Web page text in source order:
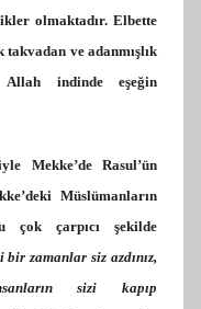
olmaktadır. Elbette
ve adanmışlık
Allah indinde eşeğin
Mekke’de Rasul’ün
Müslümanların
çok çarpıcı şekilde
bir zamanlar siz azdınız,
sizi kapıp